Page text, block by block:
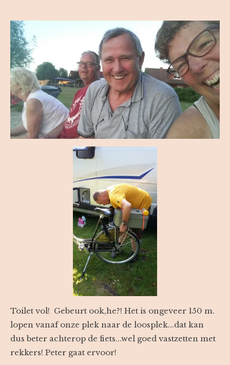
Toilet vol! Gebeurt ook,he?! Het is ongeveer 150 m.
lopen vanaf onze plek naar de loosplek...dat kan
dus beter achterop de fiets...wel goed vastzetten met
rekkers! Peter gaat ervoor!